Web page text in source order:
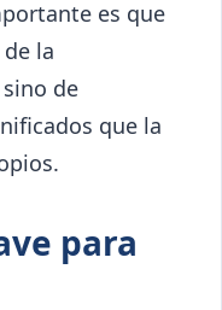
es que
la
de
que la
para